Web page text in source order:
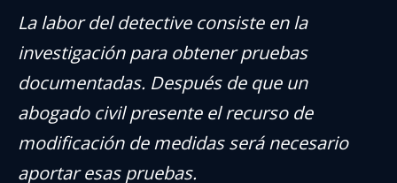
La labor del detective consiste en la
investigación para obtener pruebas
documentadas. Después de que un
abogado civil presente el recurso de
modificación de medidas será necesario
aportar esas pruebas.